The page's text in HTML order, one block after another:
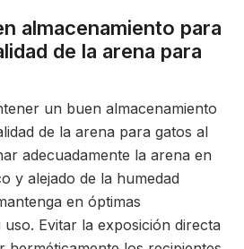
almacenamiento para
de la arena para
un buen almacenamiento
de la arena para gatos al
adecuadamente la arena en
y alejado de la humedad
en óptimas
Evitar la exposición directa